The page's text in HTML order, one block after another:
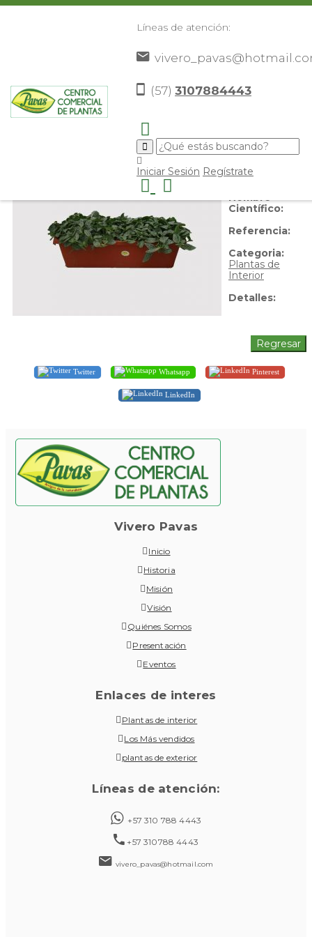
Líneas de atención:
(57) 3107884443
Iniciar Sesión Regístrate
Fitonia
Común:
Nombre
Científico:
Referencia:
Categoria:
Plantas de
Interior
Detalles:
Twitter Whatsapp Pinterest
LinkedIn
Vivero Pavas
Inicio
Historia
Misión
Visión
Quiénes Somos
Presentación
Eventos
Enlaces de interes
Plantas de interior
Los Más vendidos
plantas de exterior
Líneas de atención:
+57 310 788 4443
+57 310788 4443
vivero_pavas@hotmail.com